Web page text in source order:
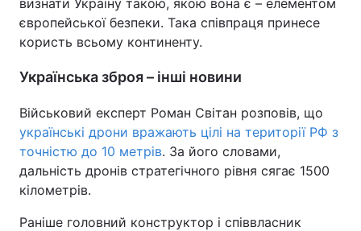
європейської безпеки. Така співпраця принесе
користь всьому континенту.
Українська зброя – інші новини
Військовий експерт Роман Світан розповів, що
українські дрони вражають цілі на території РФ з
точністю до 10 метрів. За його словами,
дальність дронів стратегічного рівня сягає 1500
кілометрів.
Раніше головний конструктор і співвласник